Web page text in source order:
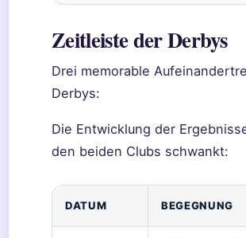
Zeitleiste der Derbys
Drei memorable
Derbys:
Die Entwicklung der
den beiden Clubs schwankt:
DATUM BEGEGNUNG